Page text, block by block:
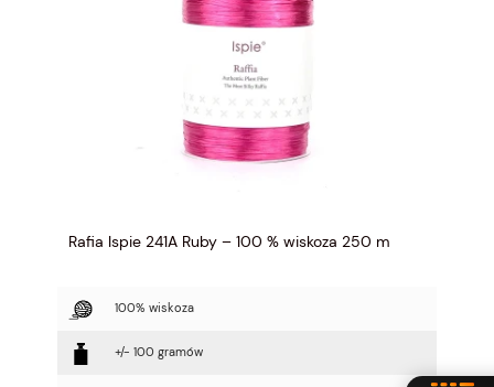
Rafia Ispie 241A Ruby – 100 % wiskoza 250 m
100% wiskoza
+/- 100 gramów